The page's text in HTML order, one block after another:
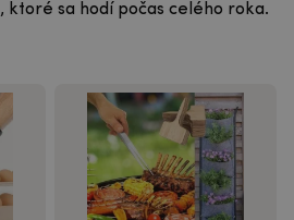
, ktoré sa hodí počas celého roka.